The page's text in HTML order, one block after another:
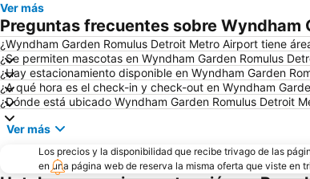
Ver más
Preguntas frecuentes sobre
¿Wyndham Garden Romulus Detroit Metro Airport tiene
¿Se permiten mascotas en Wyndham Garden Romulus
¿Hay estacionamiento disponible en Wyndham Garden
¿A qué hora es el check-in y check-out en Wyndham
¿Dónde está ubicado Wyndham Garden Romulus Detroit
Ver más
Los precios y la disponibilidad que recibe trivago de las
en una página web de reserva la misma oferta que viste en